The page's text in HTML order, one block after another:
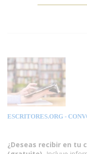
ESCRITORES.ORG -
¿Deseas recibir en tu